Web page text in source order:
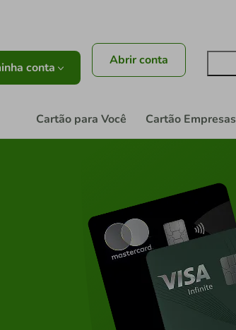
conta Abrir conta
Cartão para Você Cartão Empresas